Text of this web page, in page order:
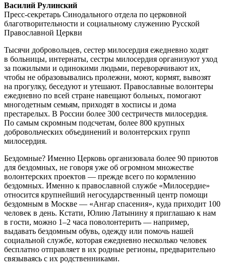
Василий Рулинский
Пресс-секретарь Синодального отдела по церковной
благотворительности и социальному служению Русской
Православной Церкви
Тысячи добровольцев, сестер милосердия ежедневно ходят
в больницы, интернаты, сестры милосердия организуют уход
за пожилыми и одинокими людьми, переворачивают их,
чтобы не образовывались пролежни, моют, кормят, вывозят
на прогулку, беседуют и утешают. Православные волонтеры
ежедневно по всей стране навещают больных, помогают
многодетным семьям, приходят в хосписы и дома
престарелых. В России более 300 сестричеств милосердия.
По самым скромным подсчетам, более 800 крупных
добровольческих объединений и волонтерских групп
милосердия.
Бездомные? Именно Церковь организовала более 90 приютов
для бездомных, не говоря уже об огромном множестве
волонтерских проектов — прежде всего по кормлению
бездомных. Именно к православной службе «Милосердие»
относится крупнейший негосударственный центр помощи
бездомным в Москве — «Ангар спасения», куда приходит 100
человек в день. Кстати, Юлию Латынину я приглашаю к нам
в гости, можно 1–2 часа поволонтерить — например,
выдавать бездомным обувь, одежду или помочь нашей
социальной службе, которая ежедневно несколько человек
бесплатно отправляет в их родные регионы, предварительно
связываясь с их родственниками.